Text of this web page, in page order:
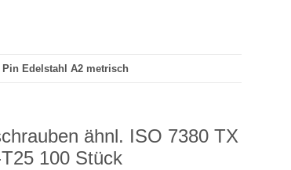
Edelstahl A2 metrisch
ähnl. ISO 7380 TX
100 Stück